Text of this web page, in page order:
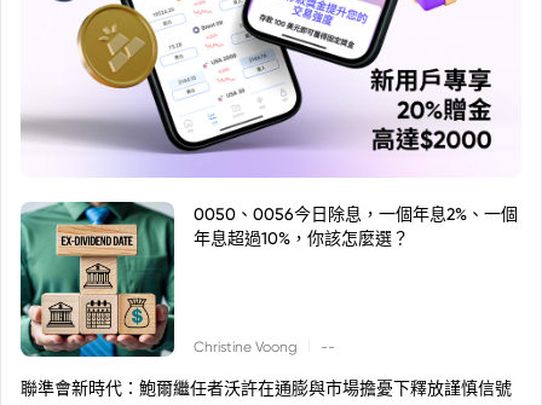
0050、0056今日除息，一個年息2%、一個
年息超過10%，你該怎麼選？
Christine Voong --
聯準會新時代：鮑爾繼任者沃許在通膨與市場擔憂下釋放謹慎信號